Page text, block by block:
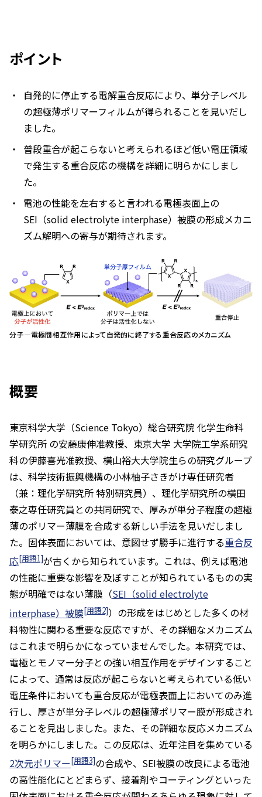
ポイント
自発的に停止する電解重合反応により、単分子レベル
の超極薄ポリマーフィルムが得られることを見いだし
ました。
普段重合が起こらないと考えられるほど低い電圧領域
で発生する重合反応の機構を詳細に明らかにしまし
た。
電池の性能を左右すると言われる電極表面上の
SEI（solid electrolyte interphase）被膜の形成メカニ
ズム解明への寄与が期待されます。
分子―電極間相互作用によって自発的に終了する重合反応のメカニズム
概要
東京科学大学（Science Tokyo）総合研究院 化学生命科
学研究所 の安藤康伸准教授、東京大学 大学院工学系研究
科の伊藤喜光准教授、横山裕大大学院生らの研究グループ
は、科学技術振興機構の小林柚子さきがけ専任研究者
（兼：理化学研究所 特別研究員）、理化学研究所の横田
泰之専任研究員との共同研究で、厚みが単分子程度の超極
薄のポリマー薄膜を合成する新しい手法を見いだしまし
た。固体表面においては、意図せず勝手に進行する重合反
応[用語1]が古くから知られています。これは、例えば電池
の性能に重要な影響を及ぼすことが知られているものの実
態が明確ではない薄膜（SEI（solid electrolyte
interphase）被膜[用語2]）の形成をはじめとした多くの材
料物性に関わる重要な反応ですが、その詳細なメカニズム
はこれまで明らかになっていませんでした。本研究では、
電極とモノマー分子との強い相互作用をデザインすること
によって、通常は反応が起こらないと考えられている低い
電圧条件においても重合反応が電極表面上においてのみ進
行し、厚さが単分子レベルの超極薄ポリマー膜が形成され
ることを見出しました。また、その詳細な反応メカニズム
を明らかにしました。この反応は、近年注目を集めている
2次元ポリマー[用語3]の合成や、SEI被膜の改良による電池
の高性能化にとどまらず、接着剤やコーティングといった